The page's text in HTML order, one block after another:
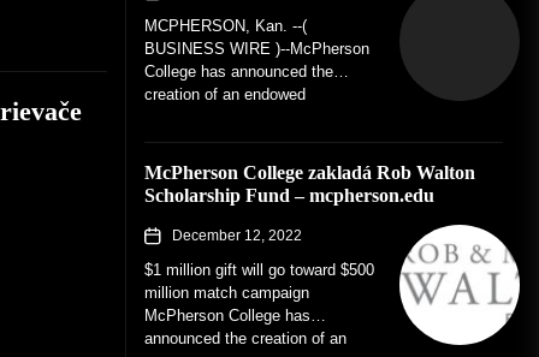
MCPHERSON, Kan. --(
BUSINESS WIRE )--McPherson
College has announced the
creation of an endowed
pursuing a degree in automotive
restoration. The...
McPherson College zakladá Rob Walton
Scholarship Fund – mcpherson.edu
December 12, 2022
$1 million gift will go toward $500
million match campaign
McPherson College has
announced the creation of an